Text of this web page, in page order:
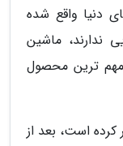
دنیا واقع شده
ندارند، ماشین
و مهم ترین محصول
کرده است، بعد از